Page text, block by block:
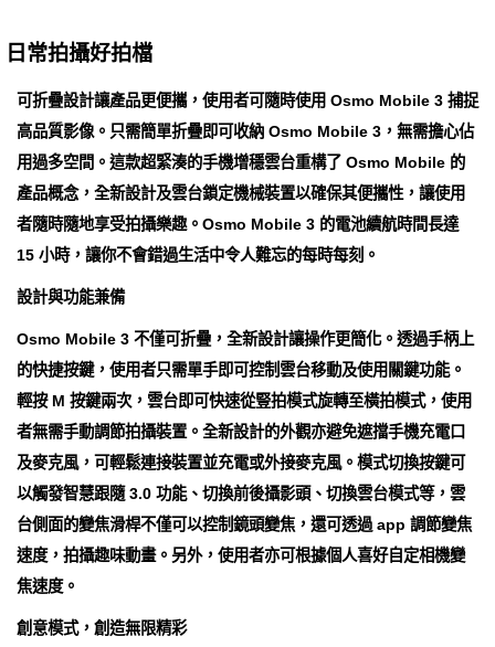
日常拍攝好拍檔
可折疊設計讓產品更便攜，使用者可隨時使用 Osmo Mobile 3 捕捉
高品質影像。只需簡單折疊即可收納 Osmo Mobile 3，無需擔心佔
用過多空間。這款超緊湊的手機增穩雲台重構了 Osmo Mobile 的
產品概念，全新設計及雲台鎖定機械裝置以確保其便攜性，讓使用
者隨時隨地享受拍攝樂趣。Osmo Mobile 3 的電池續航時間長達
15 小時，讓你不會錯過生活中令人難忘的每時每刻。
設計與功能兼備
Osmo Mobile 3 不僅可折疊，全新設計讓操作更簡化。透過手柄上
的快捷按鍵，使用者只需單手即可控制雲台移動及使用關鍵功能。
輕按 M 按鍵兩次，雲台即可快速從豎拍模式旋轉至橫拍模式，使用
者無需手動調節拍攝裝置。全新設計的外觀亦避免遮擋手機充電口
及麥克風，可輕鬆連接裝置並充電或外接麥克風。模式切換按鍵可
以觸發智慧跟隨 3.0 功能、切換前後攝影頭、切換雲台模式等，雲
台側面的變焦滑桿不僅可以控制鏡頭變焦，還可透過 app 調節變焦
速度，拍攝趣味動畫。另外，使用者亦可根據個人喜好自定相機變
焦速度。
創意模式，創造無限精彩